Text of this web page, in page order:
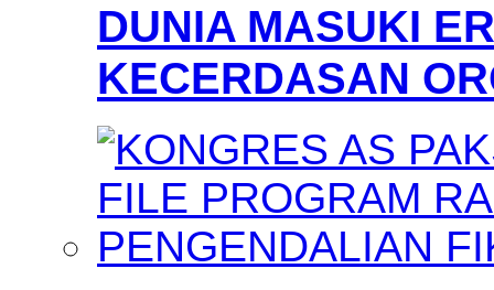
DUNIA MASUKI
KECERDASAN